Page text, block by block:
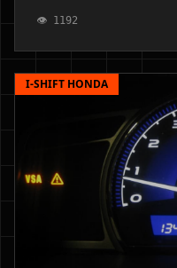
👁 1192
I-SHIFT HONDA